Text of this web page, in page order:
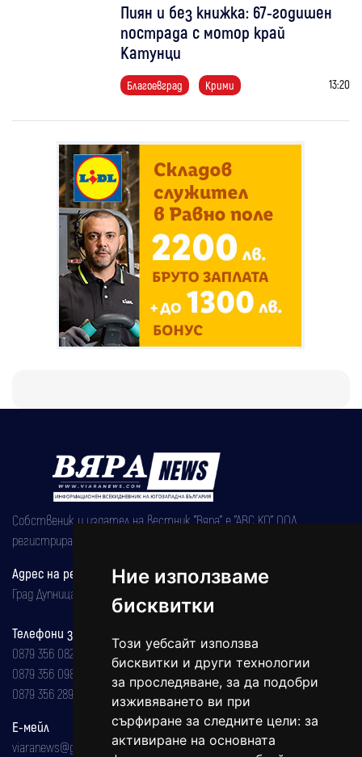
Ние използваме
бисквитки
Този уебсайт използва
бисквитки и други технологии
за проследяване, за да подобри
изживяването ви при
сърфиране за следните цели: за
активиране на основната
Пиян и без книжка: 67-годишен
пострада с мотор край
Катунци
Благоевград Крими 13:20
Собственик и издател на вестник "Вяра" е "АВС КО" ООД,
регистрирана на 08.05.2002 година.
Адрес на редакцията
Град Дупница, ул.''Христо Ботев" 43
Телефони за реклама и абонаменти
0879 356 082
0879 356 098
0879 356 289
Е-мейл
viaranews@gmail.com